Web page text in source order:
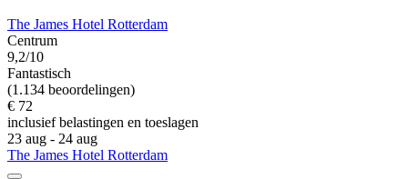
The James Hotel Rotterdam
Centrum
9,2/10
Fantastisch
(1.134 beoordelingen)
€ 72
inclusief belastingen en toeslagen
23 aug - 24 aug
The James Hotel Rotterdam